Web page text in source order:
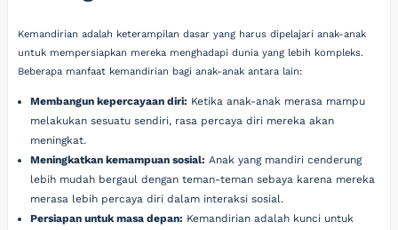
Kemandirian adalah keterampilan dasar yang harus dipelajari anak-anak
untuk mempersiapkan mereka menghadapi dunia yang lebih kompleks.
Beberapa manfaat kemandirian bagi anak-anak antara lain:
Membangun kepercayaan diri: Ketika anak-anak merasa mampu
melakukan sesuatu sendiri, rasa percaya diri mereka akan
meningkat.
Meningkatkan kemampuan sosial: Anak yang mandiri cenderung
lebih mudah bergaul dengan teman-teman sebaya karena mereka
merasa lebih percaya diri dalam interaksi sosial.
Persiapan untuk masa depan: Kemandirian adalah kunci untuk